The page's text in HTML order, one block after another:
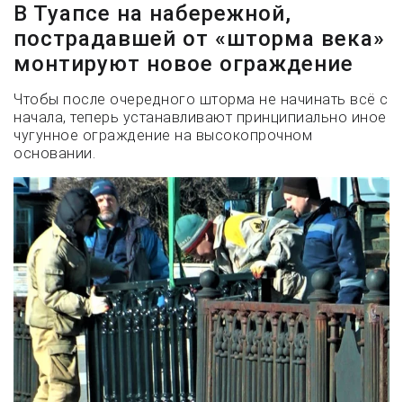
В Туапсе на набережной,
пострадавшей от «шторма века»
монтируют новое ограждение
Чтобы после очередного шторма не начинать всё с
начала, теперь устанавливают принципиально иное
чугунное ограждение на высокопрочном
основании.